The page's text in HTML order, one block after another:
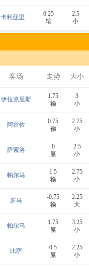
卡利亚里
0.25
输
2.5
小
客场 走势 大小
伊拉克里斯
1.75
输
3
小
阿雷佐
0.75
输
2.75
小
萨索洛
0
赢
2.5
小
帕尔马
1.5
输
2.75
小
罗马
-0.75
输
2.25
大
帕尔马
1.75
赢
3.25
小
比萨
0.5
赢
2.25
小